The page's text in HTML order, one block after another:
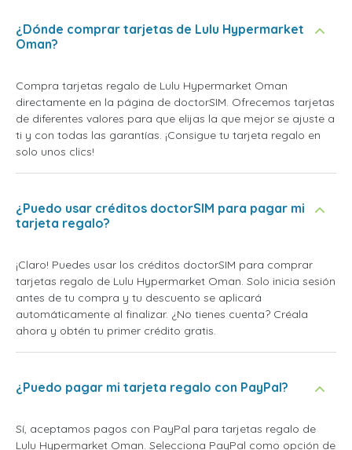
¿Dónde comprar tarjetas de Lulu Hypermarket
Oman?
Compra tarjetas regalo de Lulu Hypermarket Oman
directamente en la página de doctorSIM. Ofrecemos tarjetas
de diferentes valores para que elijas la que mejor se ajuste a
ti y con todas las garantías. ¡Consigue tu tarjeta regalo en
solo unos clics!
¿Puedo usar créditos doctorSIM para pagar mi
tarjeta regalo?
¡Claro! Puedes usar los créditos doctorSIM para comprar
tarjetas regalo de Lulu Hypermarket Oman. Solo inicia sesión
antes de tu compra y tu descuento se aplicará
automáticamente al finalizar. ¿No tienes cuenta? Créala
ahora y obtén tu primer crédito gratis.
¿Puedo pagar mi tarjeta regalo con PayPal?
Sí, aceptamos pagos con PayPal para tarjetas regalo de
Lulu Hypermarket Oman. Selecciona PayPal como opción de